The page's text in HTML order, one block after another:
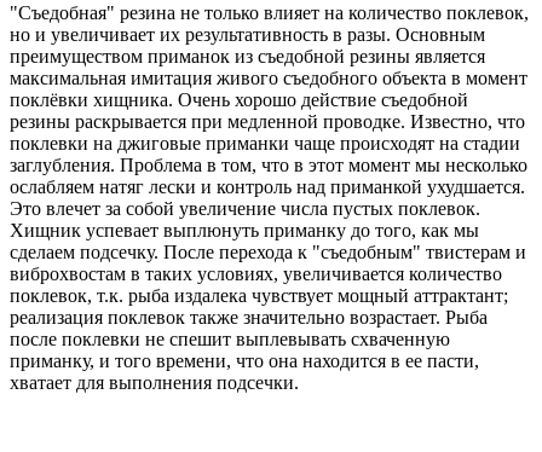
"Съедобная" резина не только влияет на количество поклевок,
но и увеличивает их результативность в разы. Основным
преимуществом приманок из съедобной резины является
максимальная имитация живого съедобного объекта в момент
поклёвки хищника. Очень хорошо действие съедобной
резины раскрывается при медленной проводке. Известно, что
поклевки на джиговые приманки чаще происходят на стадии
заглубления. Проблема в том, что в этот момент мы несколько
ослабляем натяг лески и контроль над приманкой ухудшается.
Это влечет за собой увеличение числа пустых поклевок.
Хищник успевает выплюнуть приманку до того, как мы
сделаем подсечку. После перехода к "съедобным" твистерам и
виброхвостам в таких условиях, увеличивается количество
поклевок, т.к. рыба издалека чувствует мощный аттрактант;
реализация поклевок также значительно возрастает. Рыба
после поклевки не спешит выплевывать схваченную
приманку, и того времени, что она находится в ее пасти,
хватает для выполнения подсечки.